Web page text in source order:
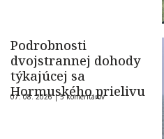
Podrobnosti
dvojstrannej dohody
týkajúcej sa
Hormuského prielivu
07. 08. 2026 |5 komentárov